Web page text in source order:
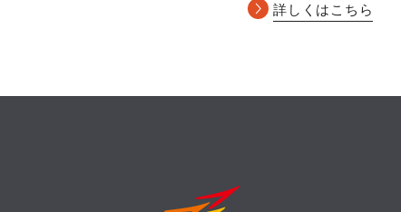
詳しくはこちら